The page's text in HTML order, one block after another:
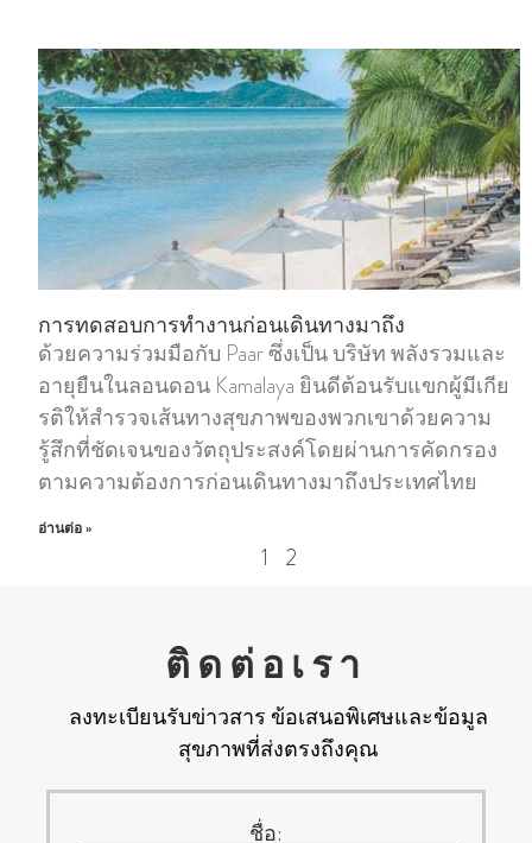
การทดสอบการทํางานก่อนเดินทางมาถึง
ด้วยความร่วมมือกับ Paar ซึ่งเป็น บริษัท พลังรวมและ
อายุยืนในลอนดอน Kamalaya ยินดีต้อนรับแขกผู้มีเกีย
รติให้สํารวจเส้นทางสุขภาพของพวกเขาด้วยความ
รู้สึกที่ชัดเจนของวัตถุประสงค์โดยผ่านการคัดกรอง
ตามความต้องการก่อนเดินทางมาถึงประเทศไทย
อ่านต่อ »
1 2
ติดต่อเรา
ลงทะเบียนรับข่าวสาร ข้อเสนอพิเศษและข้อมูล
สุขภาพที่ส่งตรงถึงคุณ
ชื่อ: